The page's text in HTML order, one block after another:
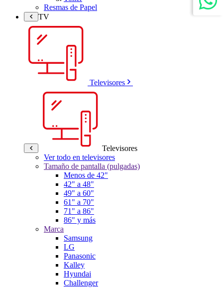
Resmas de Papel
TV
Televisores
Televisores
Ver todo en televisores
Tamaño de pantalla (pulgadas)
Menos de 42"
42" a 48"
49" a 60"
61" a 70"
71" a 86"
86" y más
Marca
Samsung
LG
Panasonic
Kalley
Hyundai
Challenger